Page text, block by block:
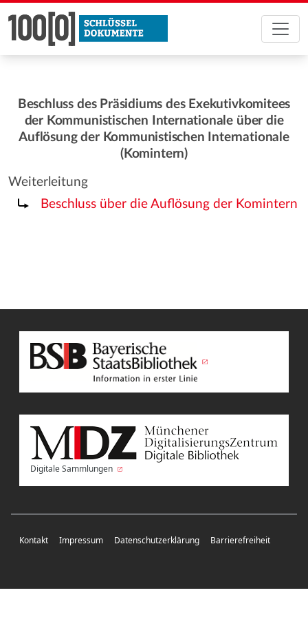
Beschluss des Präsidiums des Exekutivkomitees
der Kommunistischen Internationale über die
Auflösung der Kommunistischen Internationale
(Komintern)
Weiterleitung
Weiterleitung nach:
Beschluss über die Auflösung der Komintern
Digitale Sammlungen
Kontakt Impressum Datenschutzerklärung Barrierefreiheit